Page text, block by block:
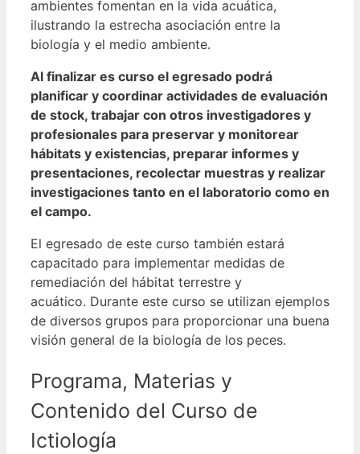
ambientes fomentan en la vida acuática,
ilustrando la estrecha asociación entre la
biología y el medio ambiente.
Al finalizar es curso el egresado podrá
planificar y coordinar actividades de evaluación
de stock, trabajar con otros investigadores y
profesionales para preservar y monitorear
hábitats y existencias, preparar informes y
presentaciones, recolectar muestras y realizar
investigaciones tanto en el laboratorio como en
el campo.
El egresado de este curso también estará
capacitado para implementar medidas de
remediación del hábitat terrestre y
acuático. Durante este curso se utilizan ejemplos
de diversos grupos para proporcionar una buena
visión general de la biología de los peces.
Programa, Materias y
Contenido del Curso de
Ictiología